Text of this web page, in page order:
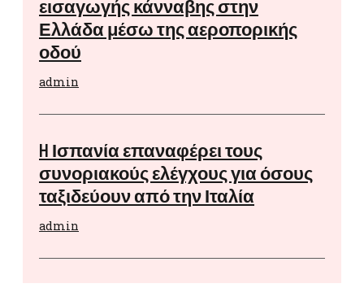
εισαγωγής κάνναβης στην
Ελλάδα μέσω της αεροπορικής
οδού
admin
H Ισπανία επαναφέρει τους
συνοριακούς ελέγχους για όσους
ταξιδεύουν από την Ιταλία
admin